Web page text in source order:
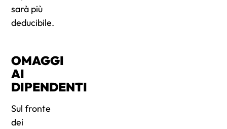
sarà più
deducibile.
OMAGGI
AI
DIPENDENTI
Sul fronte
dei